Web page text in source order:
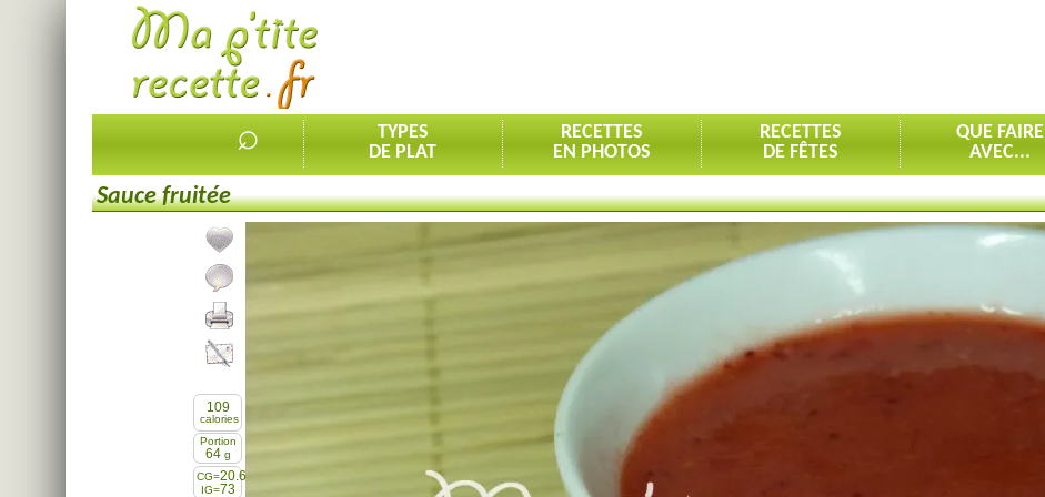
⌕
TYPES
DE PLAT
RECETTES
EN PHOTOS
RECETTES
DE FÊTES
QUE FAIRE
AVEC...
Sauce fruitée
Commenter, noter la recette
109
calories
Portion
64g
CG=20.6
IG=73